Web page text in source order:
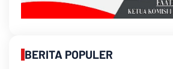
BERITA POPULER